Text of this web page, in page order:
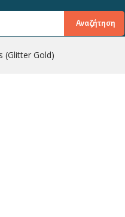
Αναζήτηση
(Glitter Gold)